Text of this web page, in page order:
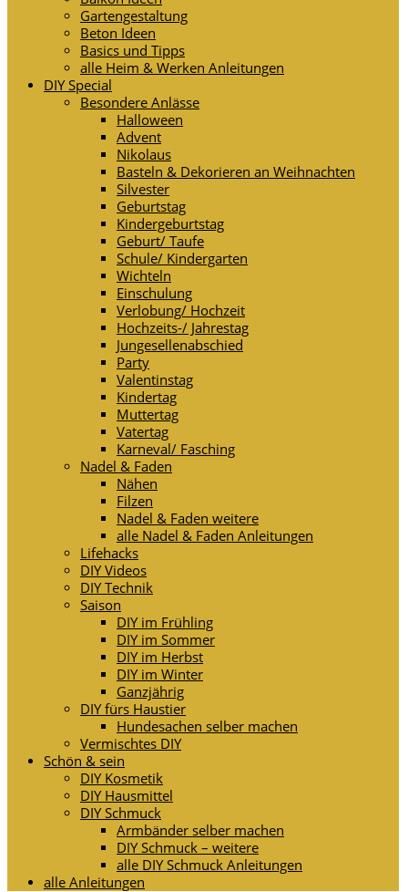
Gartengestaltung
Beton Ideen
Basics und Tipps
alle Heim & Werken Anleitungen
DIY Special
Besondere Anlässe
Halloween
Advent
Nikolaus
Basteln & Dekorieren an Weihnachten
Silvester
Geburtstag
Kindergeburtstag
Geburt/ Taufe
Schule/ Kindergarten
Wichteln
Einschulung
Verlobung/ Hochzeit
Hochzeits-/ Jahrestag
Jungesellenabschied
Party
Valentinstag
Kindertag
Muttertag
Vatertag
Karneval/ Fasching
Nadel & Faden
Nähen
Filzen
Nadel & Faden weitere
alle Nadel & Faden Anleitungen
Lifehacks
DIY Videos
DIY Technik
Saison
DIY im Frühling
DIY im Sommer
DIY im Herbst
DIY im Winter
Ganzjährig
DIY fürs Haustier
Hundesachen selber machen
Vermischtes DIY
Schön & sein
DIY Kosmetik
DIY Hausmittel
DIY Schmuck
Armbänder selber machen
DIY Schmuck – weitere
alle DIY Schmuck Anleitungen
alle Anleitungen